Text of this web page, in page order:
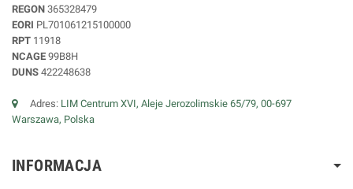
REGON 365328479
EORI PL701061215100000
RPT 11918
NCAGE 99B8H
DUNS 422248638
Adres: LIM Centrum XVI, Aleje Jerozolimskie 65/79, 00-697
Warszawa, Polska
INFORMACJA